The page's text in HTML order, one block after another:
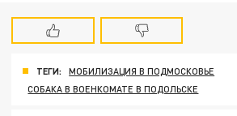
ТЕГИ:
МОБИЛИЗАЦИЯ В ПОДМОСКОВЬЕ
СОБАКА В ВОЕНКОМАТЕ В ПОДОЛЬСКЕ